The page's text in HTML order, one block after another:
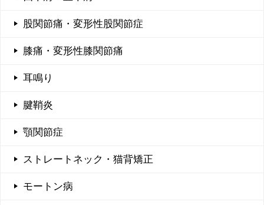
股関節痛・変形性股関節症
膝痛・変形性膝関節痛
耳鳴り
腱鞘炎
顎関節症
ストレートネック・猫背矯正
モートン病